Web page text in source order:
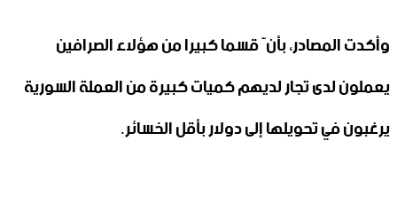
وأكدت المصادر، بأنّ قسما كبيرا من هؤلاء الصرافين
يعملون لدى تجار لديهم كميات كبيرة من العملة السورية
يرغبون في تحويلها إلى دولار بأقل الخسائر.